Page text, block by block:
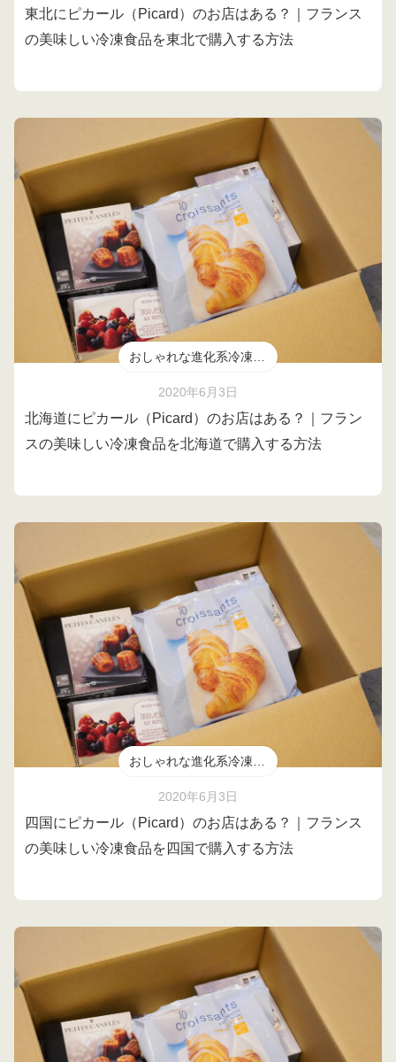
東北にピカール（Picard）のお店はある？｜フランス
の美味しい冷凍食品を東北で購入する方法
2020年6月3日
北海道にピカール（Picard）のお店はある？｜フラン
スの美味しい冷凍食品を北海道で購入する方法
2020年6月3日
四国にピカール（Picard）のお店はある？｜フランス
の美味しい冷凍食品を四国で購入する方法